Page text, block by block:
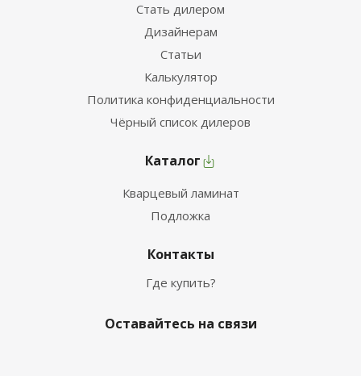
Стать дилером
Дизайнерам
Статьи
Калькулятор
Политика конфиденциальности
Чёрный список дилеров
Каталог
Кварцевый ламинат
Подложка
Контакты
Где купить?
Оставайтесь на связи